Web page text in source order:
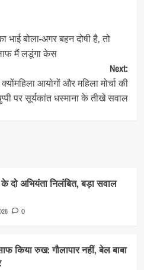
भाई बोला-अगर बहन दोषी है, तो
मैं लडूंगा केस
Next:
आयोगों और महिला मोर्चा की
पर सूर्यकांत धस्माना के तीखे सवाल
दो अभियंता निलंबित, बड़ा सवाल
0
किया रुख: गौलापार नहीं, बेल बाबा